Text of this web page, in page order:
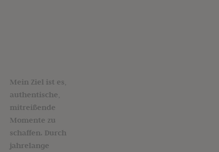
Mein Ziel ist es,
authentische,
mitreißende
Momente zu
schaffen. Durch
jahrelange